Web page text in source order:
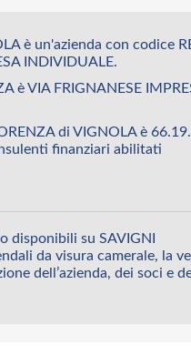
è un'azienda con codice
INDIVIDUALE.
è VIA FRIGNANESE
di VIGNOLA è
finanziari abilitati
disponibili su SAVIGNI
da visura camerale, la
dell’azienda, dei soci e